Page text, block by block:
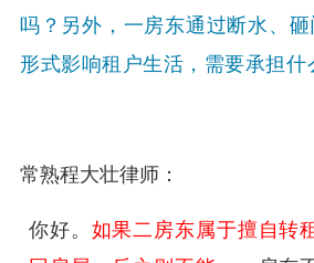
吗？另外，一房东通过断水、
形式影响租户生活，需要承担什
常熟程大壮律师：
你好。 如果二房东属于擅自转